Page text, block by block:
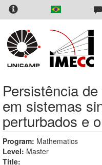
Skip
content
Persistência
em sistemas
perturbados e
Program: Mathematics
Level: Master
Title: